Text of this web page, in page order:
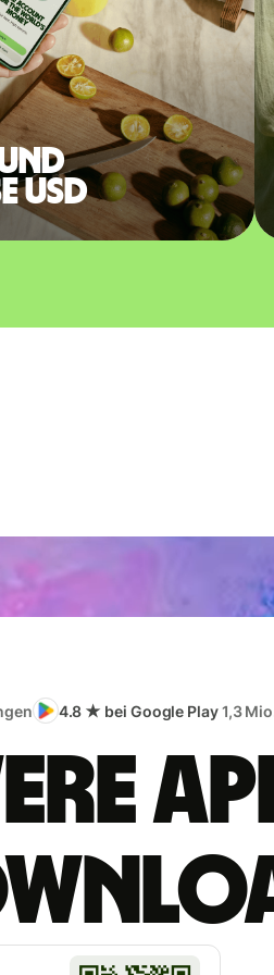
USD
4.8 ★ bei Google Play1,3